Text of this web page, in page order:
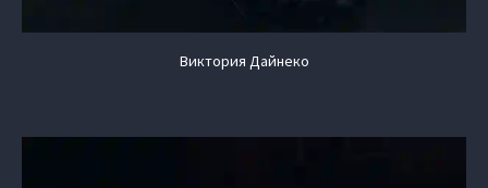
Виктория Дайнеко